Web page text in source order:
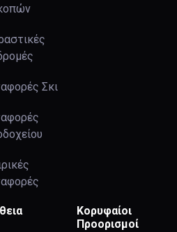
Σκι
Κορυφαίοι
Προορισμοί